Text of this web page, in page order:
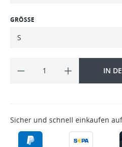
GRÖSSE
IN
Sicher und schnell einkaufen